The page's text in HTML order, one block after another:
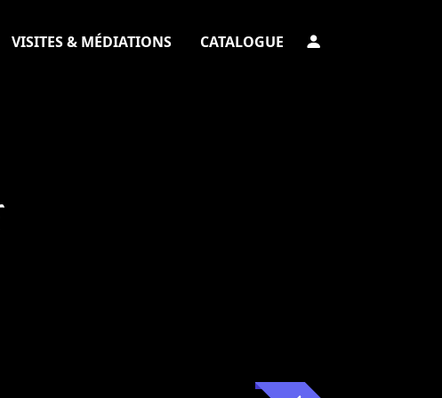
VISITES & MÉDIATIONS CATALOGUE